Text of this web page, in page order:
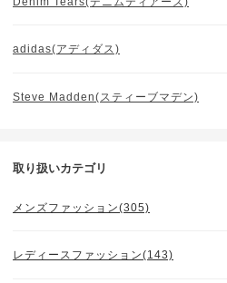
adidas(アディダス)
Steve Madden(スティーブマデン)
取り扱いカテゴリ
メンズファッション(305)
レディースファッション(143)